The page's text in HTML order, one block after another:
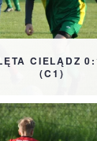
CIELĄDZ
(C1)